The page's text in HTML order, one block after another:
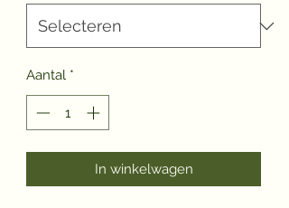
Aantal *
In winkelwagen